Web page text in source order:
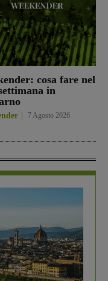
cosa fare nel
in
7 Agosto 2026